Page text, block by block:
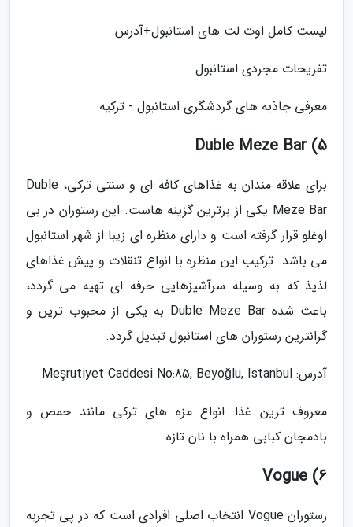
لیست کامل اوت لت های استانبول+آدرس
تفریحات مجردی استانبول
معرفی جاذبه های گردشگری استانبول - ترکیه
5) Duble Meze Bar
برای علاقه مندان به غذاهای کافه ای و سنتی ترکی، Duble
Meze Bar یکی از برترین گزینه هاست. این رستوران در بی
اوغلو قرار گرفته است و دارای منظره ای زیبا از شهر استانبول
می باشد. ترکیب این منظره با انواع تنقلات و پیش غذاهای
لذیذ که به وسیله سرآشپزهایی حرفه ای تهیه می گردد،
باعث شده Duble Meze Bar به یکی از محبوب ترین و
گرانترین رستوران های استانبول تبدیل گردد.
آدرس: Meşrutiyet Caddesi No:85, Beyoğlu, Istanbul
معروف ترین غذا: انواع مزه های ترکی مانند حمص و
بادمجان کبابی همراه با نان تازه
6) Vogue
رستوران Vogue انتخاب اصلی افرادی است که در پی تجربه